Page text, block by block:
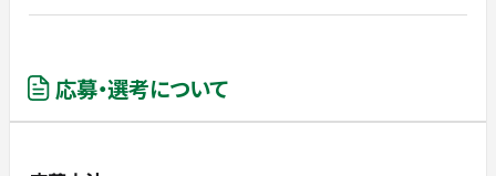
応募・選考について